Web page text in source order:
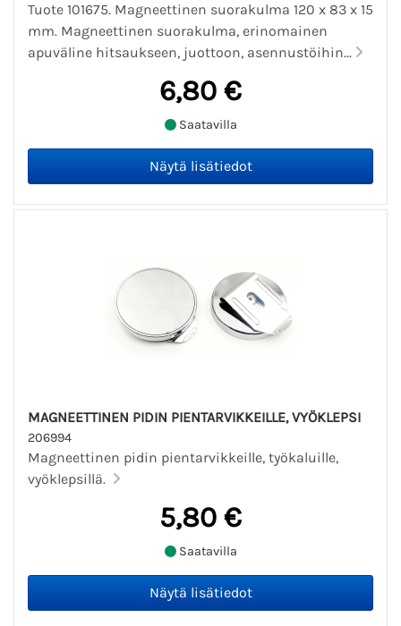
Tuote 101675. Magneettinen suorakulma 120 x 83 x 15
mm. Magneettinen suorakulma, erinomainen
apuväline hitsaukseen, juottoon, asennustöihin...
6,80 €
Saatavilla
MAGNEETTINEN PIDIN PIENTARVIKKEILLE, VYÖKLEPSI
206994
Magneettinen pidin pientarvikkeille, työkaluille,
vyöklepsillä.
5,80 €
Saatavilla